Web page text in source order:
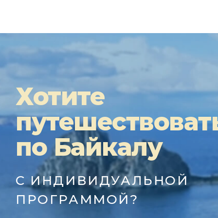
Хотите
по Байкалу
С ИНДИВИДУАЛЬНОЙ
ПРОГРАММОЙ?